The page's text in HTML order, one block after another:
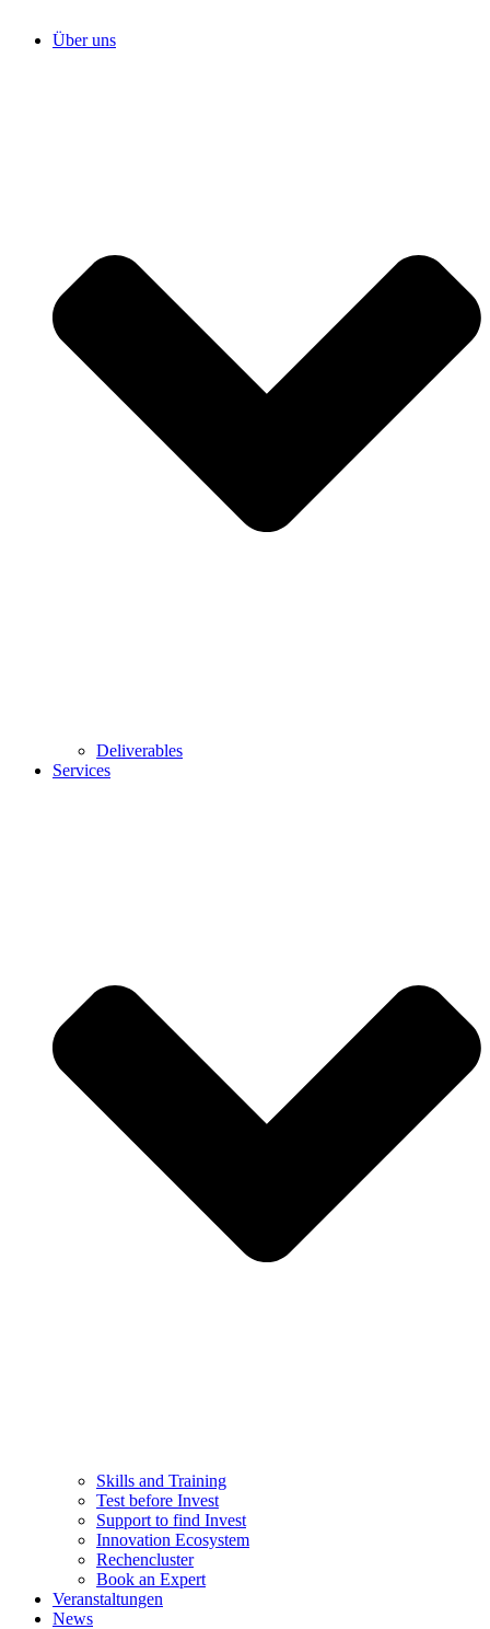
Über uns
Deliverables
Services
Skills and Training
Test before Invest
Support to find Invest
Innovation Ecosystem
Rechencluster​
Book an Expert
Veranstaltungen
News